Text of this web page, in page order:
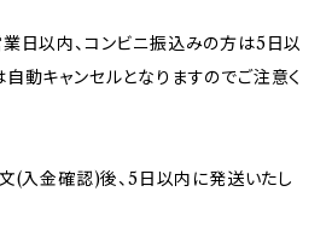
日以内、コンビニ振込みの方は5日以
動キャンセルとなりますのでご注意く
(入金確認)後、5日以内に発送いたし